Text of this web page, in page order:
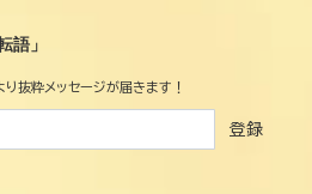
語」
抜粋メッセージが届きます！
登録